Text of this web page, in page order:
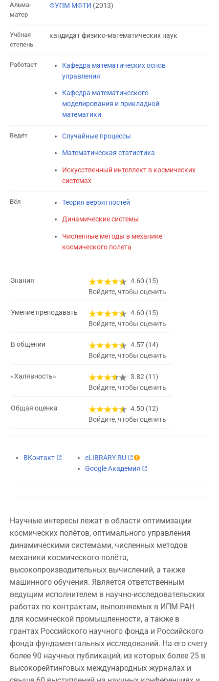
Альма-
матер
ФУПМ МФТИ (2013)
Учёная
степень
кандидат физико-математических наук
Работает
Кафедра математических основ
управления
Кафедра математического
моделирования и прикладной
математики
Ведёт Случайные процессы
Математическая статистика
Искусственный интеллект в космических
системах
Вёл Теория вероятностей
Динамические системы
Численные методы в механике
космического полета
Знания
4.60 (15)
Войдите, чтобы оценить
Умение преподавать
4.60 (15)
Войдите, чтобы оценить
В общении
4.57 (14)
Войдите, чтобы оценить
«Халявность»
3.82 (11)
Войдите, чтобы оценить
Общая оценка
4.50 (12)
Войдите, чтобы оценить
ВКонтакт
eLIBRARY.RU
Google Академия
Научные интересы лежат в области оптимизации
космических полётов, оптимального управления
динамическими системами, численных методов
механики космического полёта,
высокопроизводительных вычислений, а также
машинного обучения. Является ответственным
ведущим исполнителем в научно-исследовательских
работах по контрактам, выполняемых в ИПМ РАН
для космической промышленности, а также в
грантах Российского научного фонда и Российского
фонда фундаментальных исследований. На его счету
более 90 научных публикаций, из которых более 25 в
высокорейтинговых международных журналах и